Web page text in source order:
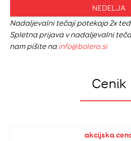
NEDELJA
Nadaljevalni tečaji potekajo 2x
Spletna prijava v nadaljevalni
nam pišite nainfo@bolero.si
Cenik
akcijska